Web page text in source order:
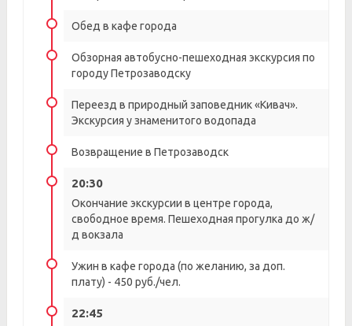
Обед в кафе города
Обзорная автобусно-пешеходная экскурсия по
городу Петрозаводску
Переезд в природный заповедник «Кивач».
Экскурсия у знаменитого водопада
Возвращение в Петрозаводск
20:30
Окончание экскурсии в центре города,
свободное время. Пешеходная прогулка до ж/
д вокзала
Ужин в кафе города (по желанию, за доп.
плату) - 450 руб./чел.
22:45